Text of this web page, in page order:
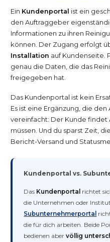
Ein Kundenportal ist ein
den Auftraggeber
Informationen zu ihren
können. Der Zugang erfolgt
Installation auf Kundenseite.
genau die Daten, die das
freigegeben hat.
Das Kundenportal ist kein
Es ist eine Ergänzung, die den
vereinfacht: Der Kunde findet
müssen. Und du sparst Zeit,
Bericht-Versand und
Kundenportal vs.
Das Kundenportal richtet
die Unternehmen oder
Subunternehmerportal
die für dich arbeiten. Beide
bedienen abervöllig